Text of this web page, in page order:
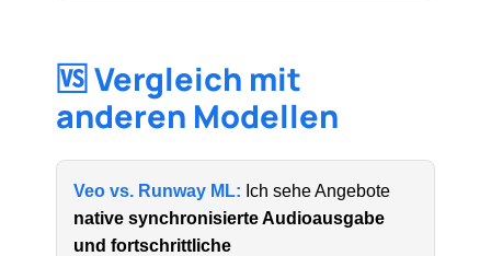
🆚 Vergleich mit
anderen Modellen
Veo vs. Runway ML: Ich sehe Angebote
native synchronisierte Audioausgabe
und fortschrittliche